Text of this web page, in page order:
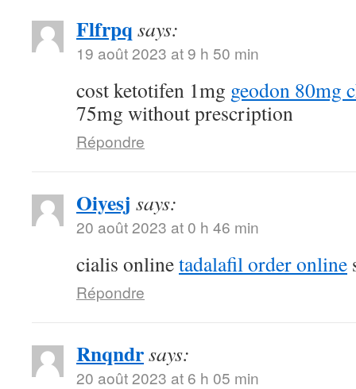
Flfrpq says:
19 août 2023 at 9 h 50 min
cost ketotifen 1mg geodon 80mg
75mg without prescription
Répondre
Oiyesj says:
20 août 2023 at 0 h 46 min
cialis onlinetadalafil order online
Répondre
Rnqndrsays:
20 août 2023 at 6 h 05 min